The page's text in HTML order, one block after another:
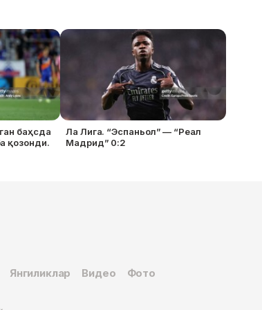
баҳсда
қозонди.
Ла Лига. “Эспаньол” — “Реал
Мадрид” 0:2
Янгиликлар Видео Фото